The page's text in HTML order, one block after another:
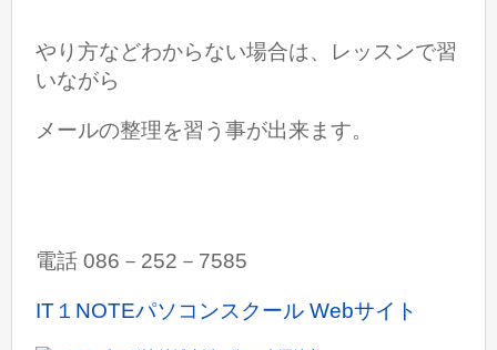
やり方などわからない場合は、レッスンで習
いながら
メールの整理を習う事が出来ます。
電話 086－252－7585
IT１NOTEパソコンスクール Webサイト